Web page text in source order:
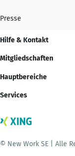
Presse
Hilfe & Kontakt
Mitgliedschaften
Hauptbereiche
Services
© New Work SE | Alle